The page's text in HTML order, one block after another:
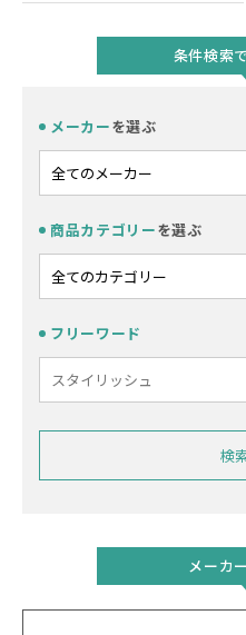
条件検索
メーカーを選ぶ
商品カテゴリーを選ぶ
フリーワード
メーカ